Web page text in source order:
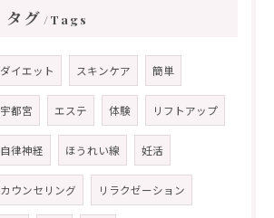
タグ Tags
ダイエット スキンケア 簡単
宇都宮 エステ 体験 リフトアップ
自律神経 ほうれい線 妊活
カウンセリング リラクゼーション